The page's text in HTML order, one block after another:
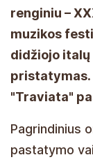
renginiu –
muzikos
didžiojo
pristatymas.
"Traviata"
Pagrindinius
pastatymo